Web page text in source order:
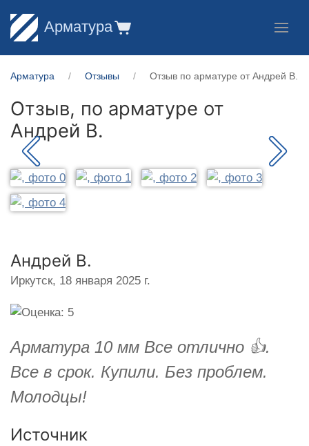
Арматура
Арматура Отзывы Отзыв по арматуре от Андрей В.
Отзыв, по арматуре от
Андрей В.
Андрей В.
Иркутск, 18 января 2025 г.
Арматура 10 мм Все отлично 👍.
Все в срок. Купили. Без проблем.
Молодцы!
Источник